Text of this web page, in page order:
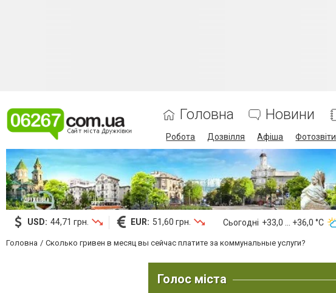
Головна Новини
Робота Дозвілля Афіша Фотозвіти
USD: 44,71 грн. EUR: 51,60 грн. Сьогодні +33,0 ... +36,0 °С
Головна Сколько гривен в месяц вы сейчас платите за коммунальные услуги?
Голос міста